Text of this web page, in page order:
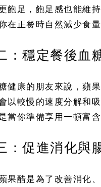
飽足，飽足感也能維
在正餐時自然減少食
：穩定餐後血
健康的朋友來說，蘋
以較慢的速度分解和
當你準備享用一頓富
：促進消化與
果醋是為了改善消化